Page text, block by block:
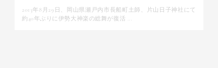
2013年8月29日、岡山県瀬戸内市長船町土師、片山日子神社にて
約40年ぶりに伊勢大神楽の総舞が復活 ...